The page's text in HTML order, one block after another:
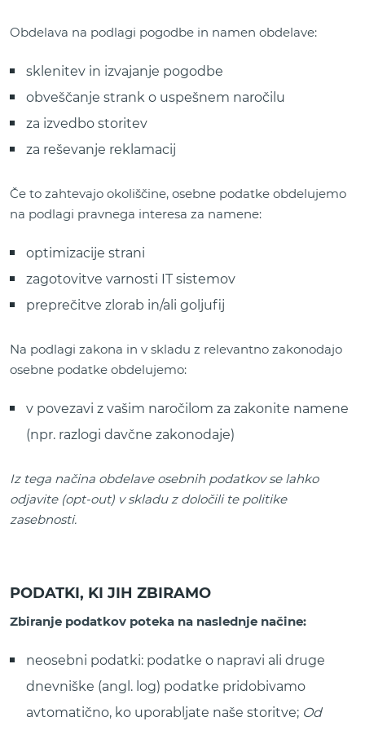
Obdelava na podlagi pogodbe in namen obdelave:
sklenitev in izvajanje pogodbe
obveščanje strank o uspešnem naročilu
za izvedbo storitev
za reševanje reklamacij
Če to zahtevajo okoliščine, osebne podatke obdelujemo
na podlagi pravnega interesa za namene:
optimizacije strani
zagotovitve varnosti IT sistemov
preprečitve zlorab in/ali goljufij
Na podlagi zakona in v skladu z relevantno zakonodajo
osebne podatke obdelujemo:
v povezavi z vašim naročilom za zakonite namene
(npr. razlogi davčne zakonodaje)
Iz tega načina obdelave osebnih podatkov se lahko
odjavite (opt-out) v skladu z določili te politike
zasebnosti.
PODATKI, KI JIH ZBIRAMO
Zbiranje podatkov poteka na naslednje načine:
neosebni podatki: podatke o napravi ali druge
dnevniške (angl. log) podatke pridobivamo
avtomatično, ko uporabljate naše storitve; Od